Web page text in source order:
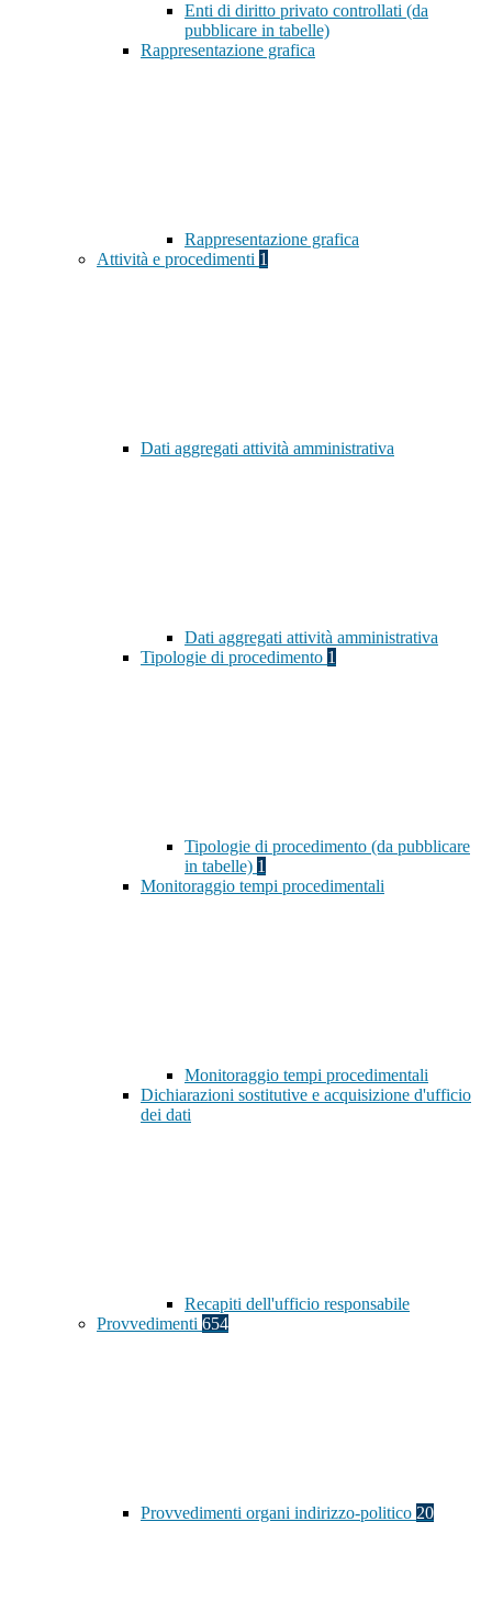
Enti di diritto privato controllati (da
pubblicare in tabelle)
Rappresentazione grafica
Rappresentazione grafica
Attività e procedimenti 1
Dati aggregati attività amministrativa
Dati aggregati attività amministrativa
Tipologie di procedimento 1
Tipologie di procedimento (da pubblicare
in tabelle) 1
Monitoraggio tempi procedimentali
Monitoraggio tempi procedimentali
Dichiarazioni sostitutive e acquisizione d'ufficio
dei dati
Recapiti dell'ufficio responsabile
Provvedimenti 654
Provvedimenti organi indirizzo-politico 20